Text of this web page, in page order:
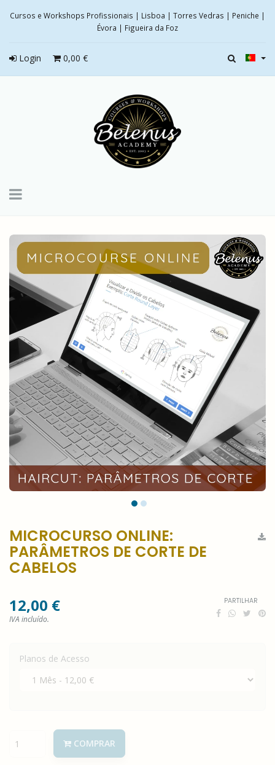
Cursos e Workshops Profissionais | Lisboa | Torres Vedras | Peniche |
Évora | Figueira da Foz
Login 0,00 €
Toggle
MICROCURSO ONLINE:
PARÂMETROS DE CORTE DE
CABELOS
12,00 €
IVA incluído.
PARTILHAR
Planos de Acesso
COMPRAR